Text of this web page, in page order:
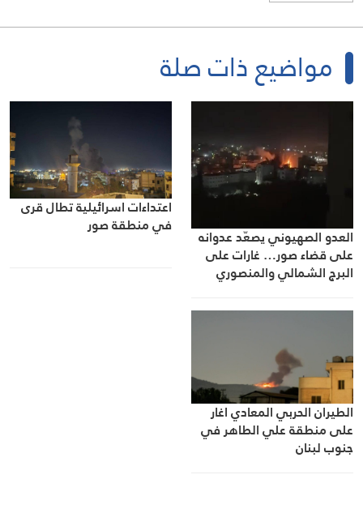
مواضيع ذات صلة
العدو الصهيوني يصعّد عدوانه
على قضاء صور… غارات على
البرج الشمالي والمنصوري
اعتداءات اسرائيلية تطال قرى
في منطقة صور
الطيران الحربي المعادي اغار
على منطقة علي الطاهر في
جنوب لبنان